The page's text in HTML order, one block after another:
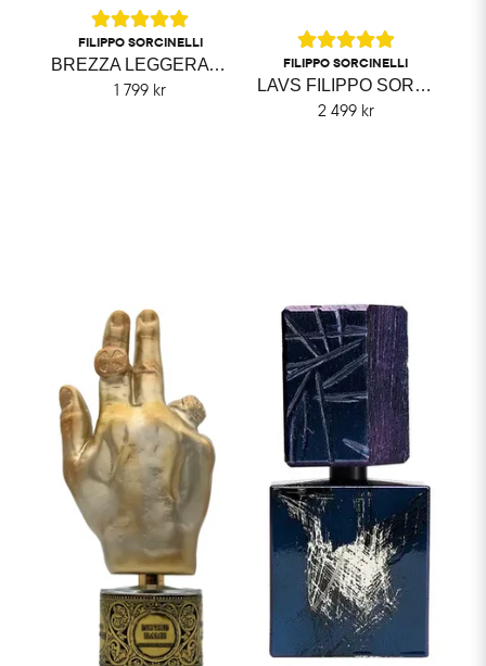
FILIPPO SORCINELLI
BREZZA LEGGERA FILIPPO SORCINELLI
1 799 kr
FILIPPO SORCINELLI
LAVS FILIPPO SORCINELLI
2 499 kr